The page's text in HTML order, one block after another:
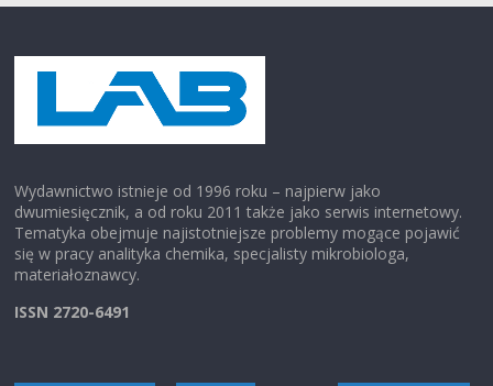
Wydawnictwo istnieje od 1996 roku – najpierw jako
dwumiesięcznik, a od roku 2011 także jako serwis internetowy.
Tematyka obejmuje najistotniejsze problemy mogące pojawić
się w pracy analityka chemika, specjalisty mikrobiologa,
materiałoznawcy.
ISSN 2720-6491